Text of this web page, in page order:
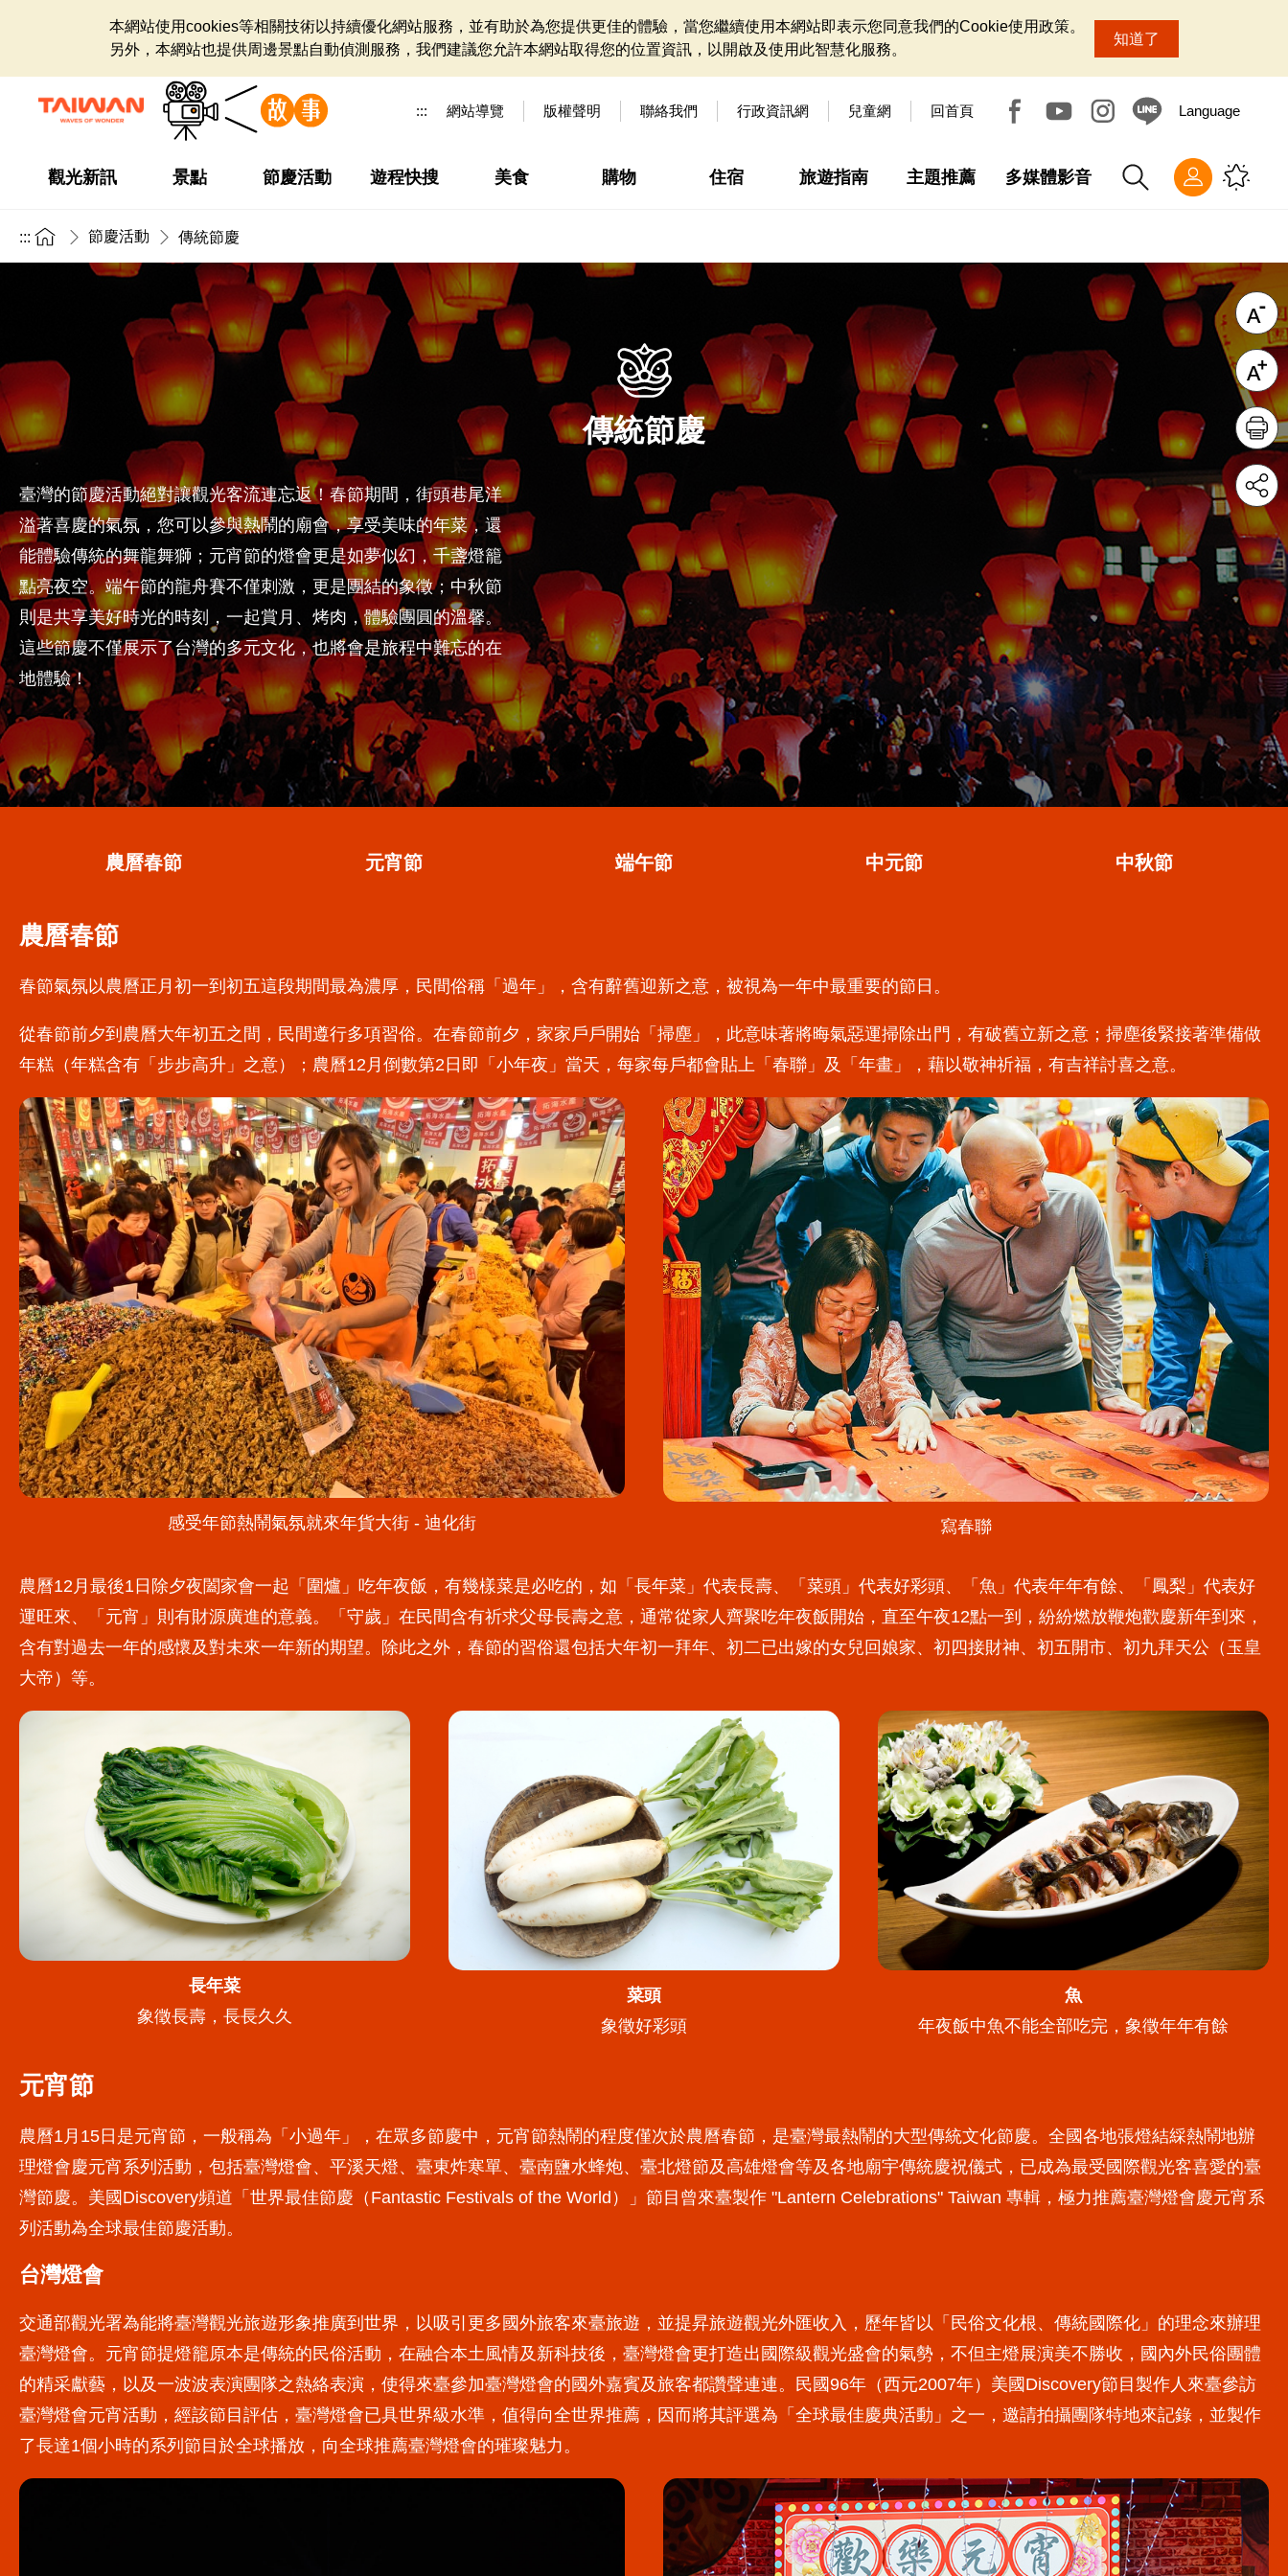
本網站使用cookies等相關技術以持續優化網站服務，並有助於為您提供更佳的體驗，當您繼續使用本網站即表示您同意我們的Cookie使用政策。
另外，本網站也提供周邊景點自動偵測服務，我們建議您允許本網站取得您的位置資訊，以開啟及使用此智慧化服務。
知道了
::: 網站導覽 版權聲明 聯絡我們 行政資訊網 兒童網 回首頁 Language
觀光新訊 景點 節慶活動 遊程快搜 美食 購物 住宿 旅遊指南 主題推薦 多媒體影音
::: 節慶活動 傳統節慶
傳統節慶
臺灣的節慶活動絕對讓觀光客流連忘返！春節期間，街頭巷尾洋
溢著喜慶的氣氛，您可以參與熱鬧的廟會，享受美味的年菜，還
能體驗傳統的舞龍舞獅；元宵節的燈會更是如夢似幻，千盞燈籠
點亮夜空。端午節的龍舟賽不僅刺激，更是團結的象徵；中秋節
則是共享美好時光的時刻，一起賞月、烤肉，體驗團圓的溫馨。
這些節慶不僅展示了台灣的多元文化，也將會是旅程中難忘的在
地體驗！
農曆春節 元宵節 端午節 中元節 中秋節
農曆春節
春節氣氛以農曆正月初一到初五這段期間最為濃厚，民間俗稱「過年」，含有辭舊迎新之意，被視為一年中最重要的節日。
從春節前夕到農曆大年初五之間，民間遵行多項習俗。在春節前夕，家家戶戶開始「掃塵」，此意味著將晦氣惡運掃除出門，有破舊立新之意；掃塵後緊接著準備做
年糕（年糕含有「步步高升」之意）；農曆12月倒數第2日即「小年夜」當天，每家每戶都會貼上「春聯」及「年畫」，藉以敬神祈福，有吉祥討喜之意。
感受年節熱鬧氣氛就來年貨大街 - 迪化街 寫春聯
農曆12月最後1日除夕夜闔家會一起「圍爐」吃年夜飯，有幾樣菜是必吃的，如「長年菜」代表長壽、「菜頭」代表好彩頭、「魚」代表年年有餘、「鳳梨」代表好
運旺來、「元宵」則有財源廣進的意義。「守歲」在民間含有祈求父母長壽之意，通常從家人齊聚吃年夜飯開始，直至午夜12點一到，紛紛燃放鞭炮歡慶新年到來，
含有對過去一年的感懷及對未來一年新的期望。除此之外，春節的習俗還包括大年初一拜年、初二已出嫁的女兒回娘家、初四接財神、初五開市、初九拜天公（玉皇
大帝）等。
長年菜
象徵長壽，長長久久
菜頭
象徵好彩頭
魚
年夜飯中魚不能全部吃完，象徵年年有餘
元宵節
農曆1月15日是元宵節，一般稱為「小過年」，在眾多節慶中，元宵節熱鬧的程度僅次於農曆春節，是臺灣最熱鬧的大型傳統文化節慶。全國各地張燈結綵熱鬧地辦
理燈會慶元宵系列活動，包括臺灣燈會、平溪天燈、臺東炸寒單、臺南鹽水蜂炮、臺北燈節及高雄燈會等及各地廟宇傳統慶祝儀式，已成為最受國際觀光客喜愛的臺
灣節慶。美國Discovery頻道「世界最佳節慶（Fantastic Festivals of the World）」節目曾來臺製作 "Lantern Celebrations" Taiwan 專輯，極力推薦臺灣燈會慶元宵系
列活動為全球最佳節慶活動。
台灣燈會
交通部觀光署為能將臺灣觀光旅遊形象推廣到世界，以吸引更多國外旅客來臺旅遊，並提昇旅遊觀光外匯收入，歷年皆以「民俗文化根、傳統國際化」的理念來辦理
臺灣燈會。元宵節提燈籠原本是傳統的民俗活動，在融合本土風情及新科技後，臺灣燈會更打造出國際級觀光盛會的氣勢，不但主燈展演美不勝收，國內外民俗團體
的精采獻藝，以及一波波表演團隊之熱絡表演，使得來臺參加臺灣燈會的國外嘉賓及旅客都讚聲連連。民國96年（西元2007年）美國Discovery節目製作人來臺參訪
臺灣燈會元宵活動，經該節目評估，臺灣燈會已具世界級水準，值得向全世界推薦，因而將其評選為「全球最佳慶典活動」之一，邀請拍攝團隊特地來記錄，並製作
了長達1個小時的系列節目於全球播放，向全球推薦臺灣燈會的璀璨魅力。